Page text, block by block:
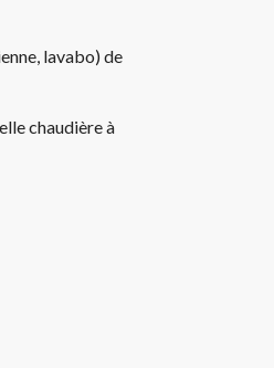
lavabo) de
chaudière à